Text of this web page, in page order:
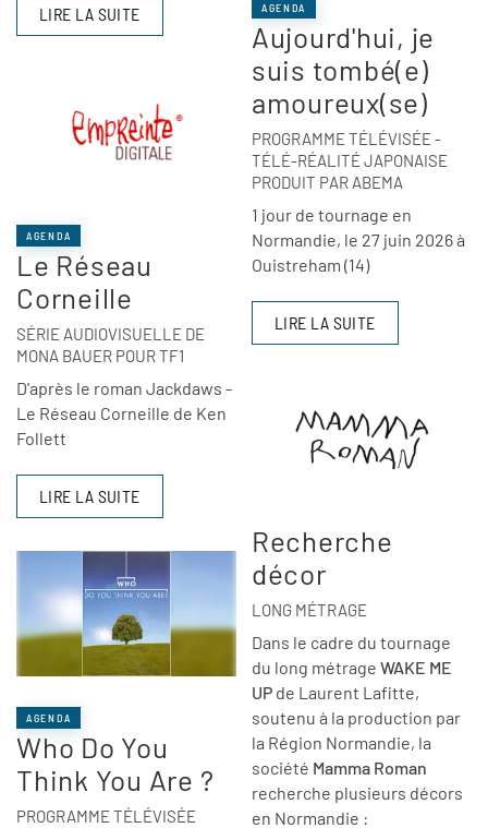
LIRE LA SUITE
AGENDA
Le Réseau
Corneille
SÉRIE AUDIOVISUELLE DE
MONA BAUER POUR TF1
D'après le roman Jackdaws -
Le Réseau Corneille de Ken
Follett
LIRE LA SUITE
AGENDA
Who Do You
Think You Are ?
PROGRAMME TÉLÉVISÉE
AGENDA
Aujourd'hui, je
suis tombé(e)
amoureux(se)
PROGRAMME TÉLÉVISÉE -
TÉLÉ-RÉALITÉ JAPONAISE
PRODUIT PAR ABEMA
1 jour de tournage en
Normandie, le 27 juin 2026 à
Ouistreham (14)
LIRE LA SUITE
Recherche
décor
LONG MÉTRAGE
Dans le cadre du tournage
du long métrage WAKE ME
UPde Laurent Lafitte,
soutenu à la production par
la Région Normandie, la
société Mamma Roman
recherche plusieurs décors
en Normandie :